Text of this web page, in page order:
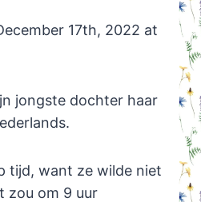
17th, 2022 at
jongste dochter haar
tijd, want ze wilde niet
zou om 9 uur